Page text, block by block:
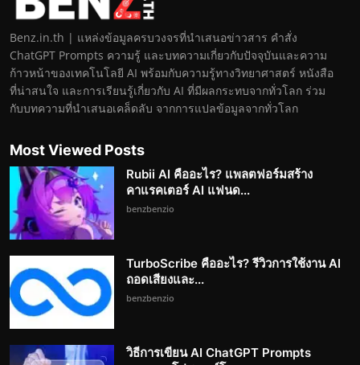
Benz.in.th | แหล่งข้อมูลครบวงจรที่นำเสนอข่าวสาร คำสั่ง
ChatGPT Prompts ความรู้ และบทความเกี่ยวกับปัจจุบันและความ
ก้าวหน้าของเทคโนโลยี AI พร้อมกับความรู้ทางวิทยาศาสตร์ หนังสือ
ที่น่าสนใจ และการเรียนรู้เกี่ยวกับ AI ที่มีผลกระทบจากทั่วโลก ร่วม
กับบทความที่นำเสนอเคล็ดลับ จากการแปลข้อมูลจากทั่วโลก
Most Viewed Posts
Rubii AI คืออะไร? แพลตฟอร์มสร้าง
คาแรคเตอร์ AI แฟนด...
benzbenzio
TurboScribe คืออะไร? รีวิวการใช้งาน AI
ถอดเสียงและ...
benzbenzio
วิธีการเขียน AI ChatGPT Prompts